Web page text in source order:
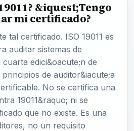
&iquest;Tengo
mi certificado?
tal certificado. ISO 19011 es
auditar sistemas de
edici&oacute;n de
de auditor&iacute;a
No se certifica una
19011&raquo; ni se
que no existe. Es una
no un requisito